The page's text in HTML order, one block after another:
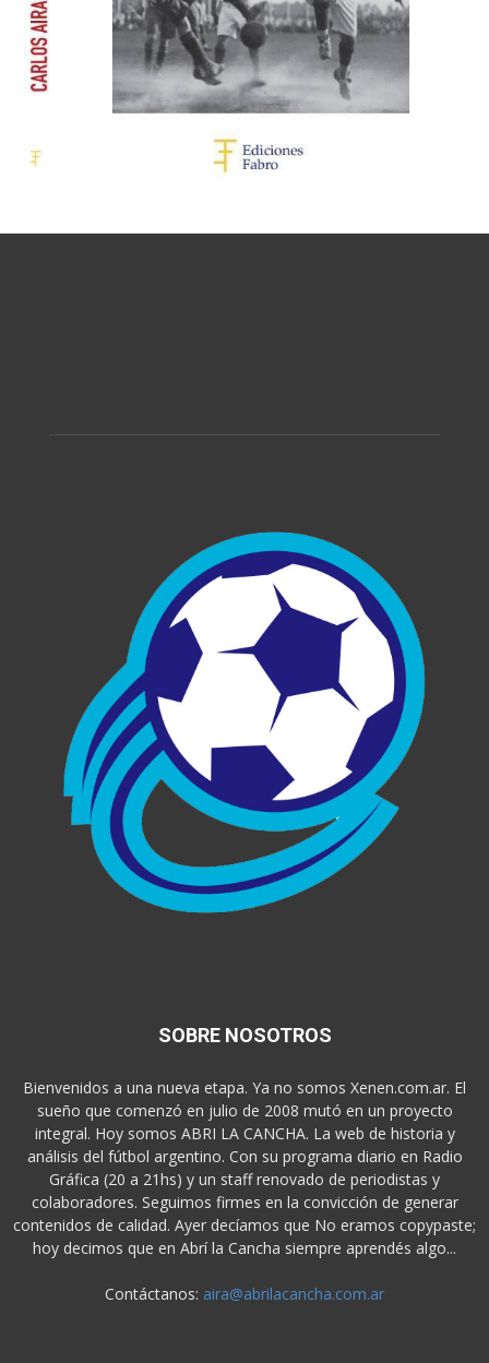
SOBRE NOSOTROS
Bienvenidos a una nueva etapa. Ya no somos Xenen.com.ar. El
sueño que comenzó en julio de 2008 mutó en un proyecto
integral. Hoy somos ABRI LA CANCHA. La web de historia y
análisis del fútbol argentino. Con su programa diario en Radio
Gráfica (20 a 21hs) y un staff renovado de periodistas y
colaboradores. Seguimos firmes en la convicción de generar
contenidos de calidad. Ayer decíamos que No eramos copypaste;
hoy decimos que en Abrí la Cancha siempre aprendés algo...
Contáctanos: aira@abrilacancha.com.ar